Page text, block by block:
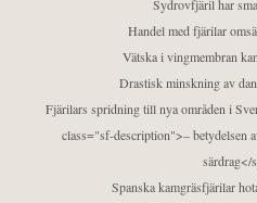
Sydrovfjäril har
Handel med fjärilar
Vätska i vingmembran
Drastisk minskning av
Fjärilars spridning till nya områden i
class="sf-description">– betydelsen
särdrag</
Spanska kamgräsfjärilar